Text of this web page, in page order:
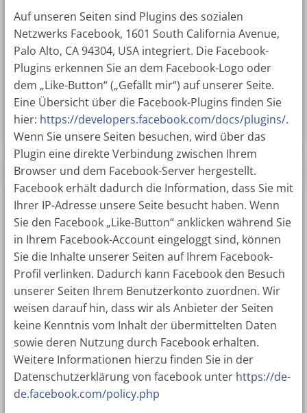
Auf unseren Seiten sind Plugins des sozialen
Netzwerks Facebook, 1601 South California Avenue,
Palo Alto, CA 94304, USA integriert. Die Facebook-
Plugins erkennen Sie an dem Facebook-Logo oder
dem „Like-Button“ („Gefällt mir“) auf unserer Seite.
Eine Übersicht über die Facebook-Plugins finden Sie
hier: https://developers.facebook.com/docs/plugins/.
Wenn Sie unsere Seiten besuchen, wird über das
Plugin eine direkte Verbindung zwischen Ihrem
Browser und dem Facebook-Server hergestellt.
Facebook erhält dadurch die Information, dass Sie mit
Ihrer IP-Adresse unsere Seite besucht haben. Wenn
Sie den Facebook „Like-Button“ anklicken während Sie
in Ihrem Facebook-Account eingeloggt sind, können
Sie die Inhalte unserer Seiten auf Ihrem Facebook-
Profil verlinken. Dadurch kann Facebook den Besuch
unserer Seiten Ihrem Benutzerkonto zuordnen. Wir
weisen darauf hin, dass wir als Anbieter der Seiten
keine Kenntnis vom Inhalt der übermittelten Daten
sowie deren Nutzung durch Facebook erhalten.
Weitere Informationen hierzu finden Sie in der
Datenschutzerklärung von facebook unter https://de-
de.facebook.com/policy.php